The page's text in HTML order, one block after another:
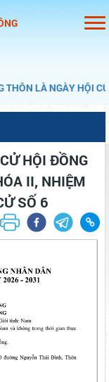
LÀ NGÀY HỘI CỦA
HỘI ĐỒNG
II, NHIỆM
SỐ 6